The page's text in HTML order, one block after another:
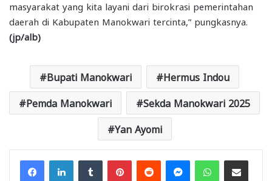
masyarakat yang kita layani dari birokrasi pemerintahan
daerah di Kabupaten Manokwari tercinta,” pungkasnya.
(jp/alb)
Bupati Manokwari Hermus Indou
Pemda Manokwari Sekda Manokwari 2025
Yan Ayomi
FacebookLinkedInTumblr PinterestReddit MessengerWhatsAppShare via Email